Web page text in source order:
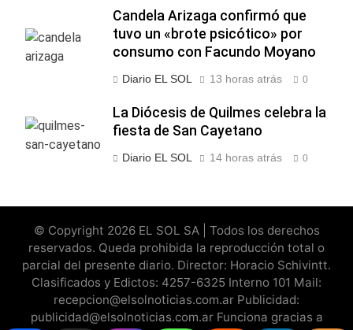
Candela Arizaga confirmó que
tuvo un «brote psicótico» por
consumo con Facundo Moyano
Diario EL SOL 13 horas atrás 0
La Diócesis de Quilmes celebra la
fiesta de San Cayetano
Diario EL SOL 14 horas atrás 0
© Copyright 2026 EL SOL SA | Todos los derechos
reservados. Queda prohibida la reproducción total o
parcial del presente diario. Director: Horacio Schivintt.
Clasificados y Edictos: 4257-6325 Interno 101 Mail:
recepcion@elsolnoticias.com.ar Publicidad:
publicidad@elsolnoticias.com.ar Funciona gracias a